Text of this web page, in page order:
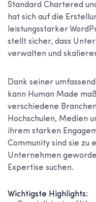
Standard Chartered
hat sich auf die
leistungsstarker
stellt sicher, dass
verwalten und
Dank seiner
kann Human Made
verschiedene
Hochschulen, Medien
ihrem starken
Community sind sie zu
Unternehmen
Expertise suchen.
Wichtigste Highlights: